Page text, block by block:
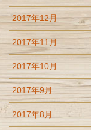
2017年12月
2017年11月
2017年10月
2017年9月
2017年8月